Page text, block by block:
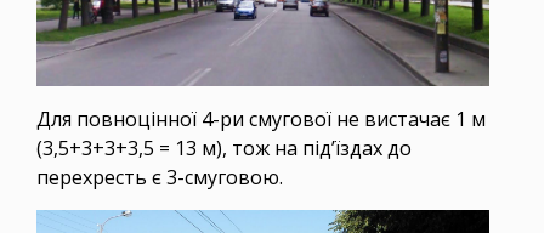
Для повноцінної 4-ри смугової не вистачає 1 м
(3,5+3+3+3,5 = 13 м), тож на під’їздах до
перехресть є 3-смуговою.